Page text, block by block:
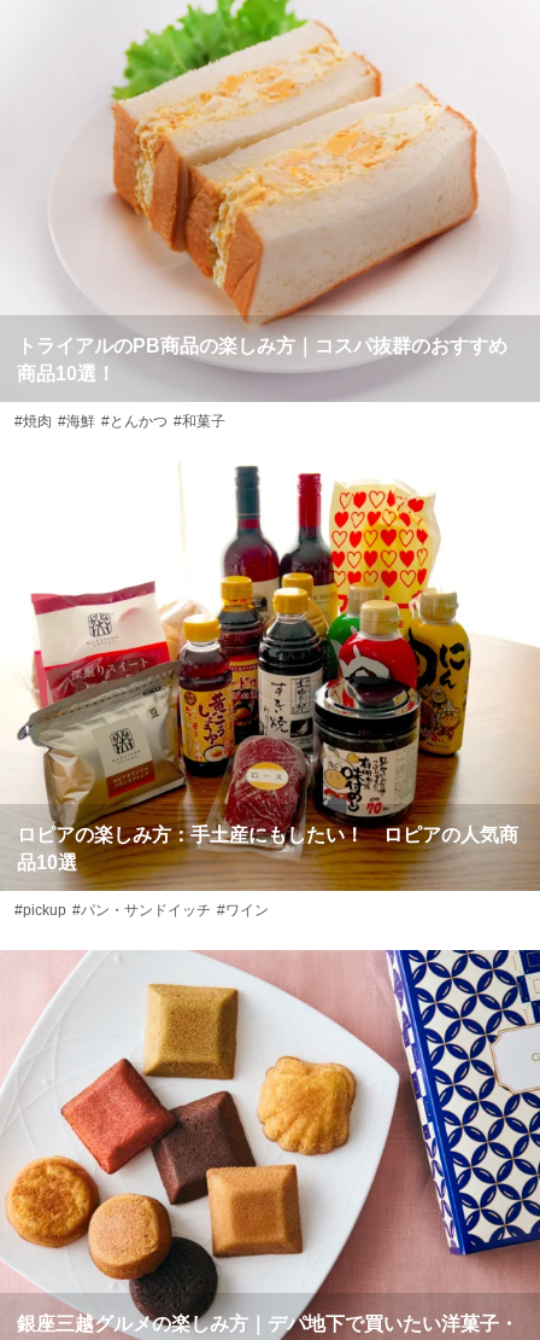
トライアルのPB商品の楽しみ方｜コスパ抜群のおすすめ
商品10選！
#焼肉 #海鮮 #とんかつ #和菓子
ロピアの楽しみ方：手土産にもしたい！ ロピアの人気商
品10選
#pickup #パン・サンドイッチ #ワイン
銀座三越グルメの楽しみ方｜デパ地下で買いたい洋菓子・